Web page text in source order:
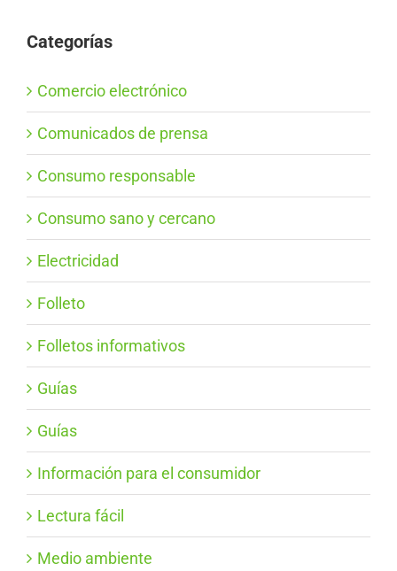
Categorías
Comercio electrónico
Comunicados de prensa
Consumo responsable
Consumo sano y cercano
Electricidad
Folleto
Folletos informativos
Guías
Guías
Información para el consumidor
Lectura fácil
Medio ambiente